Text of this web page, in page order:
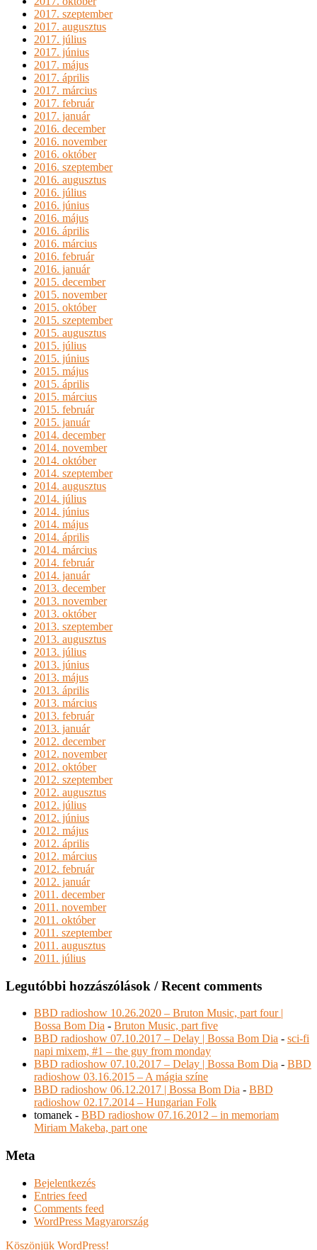
2017. szeptember
2017. augusztus
2017. július
2017. június
2017. május
2017. április
2017. március
2017. február
2017. január
2016. december
2016. november
2016. október
2016. szeptember
2016. augusztus
2016. július
2016. június
2016. május
2016. április
2016. március
2016. február
2016. január
2015. december
2015. november
2015. október
2015. szeptember
2015. augusztus
2015. július
2015. június
2015. május
2015. április
2015. március
2015. február
2015. január
2014. december
2014. november
2014. október
2014. szeptember
2014. augusztus
2014. július
2014. június
2014. május
2014. április
2014. március
2014. február
2014. január
2013. december
2013. november
2013. október
2013. szeptember
2013. augusztus
2013. július
2013. június
2013. május
2013. április
2013. március
2013. február
2013. január
2012. december
2012. november
2012. október
2012. szeptember
2012. augusztus
2012. július
2012. június
2012. május
2012. április
2012. március
2012. február
2012. január
2011. december
2011. november
2011. október
2011. szeptember
2011. augusztus
2011. július
Legutóbbi hozzászólások / Recent comments
BBD radioshow 10.26.2020 – Bruton Music, part four |
Bossa Bom Dia - Bruton Music, part five
BBD radioshow 07.10.2017 – Delay | Bossa Bom Dia - sci-fi
napi mixem, #1 – the guy from monday
BBD radioshow 07.10.2017 – Delay | Bossa Bom Dia - BBD
radioshow 03.16.2015 – A mágia színe
BBD radioshow 06.12.2017 | Bossa Bom Dia - BBD
radioshow 02.17.2014 – Hungarian Folk
tomanek - BBD radioshow 07.16.2012 – in memoriam
Miriam Makeba, part one
Meta
Bejelentkezés
Entries feed
Comments feed
WordPress Magyarország
Köszönjük WordPress!